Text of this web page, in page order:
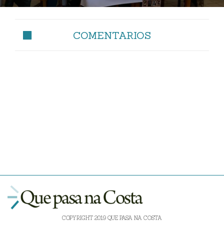
COMENTARIOS
COPYRIGHT 2019 QUE PASA NA COSTA